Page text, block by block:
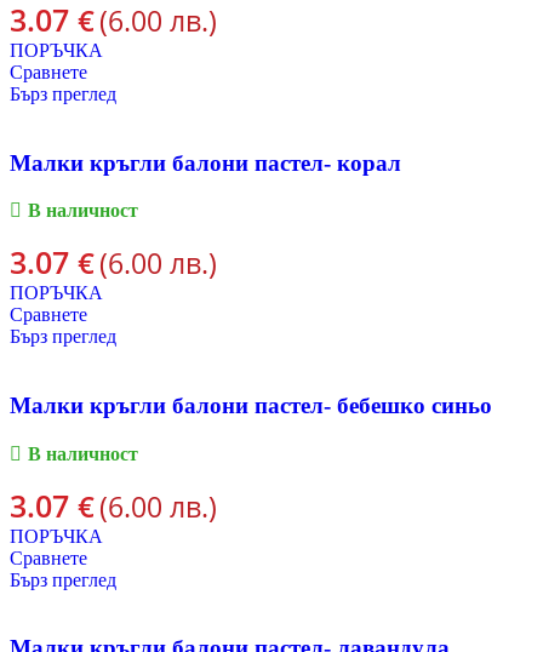
3.07 €(6.00 лв.)
ПОРЪЧКА
Сравнете
Бърз преглед
Малки кръгли балони пастел- корал
В наличност
3.07 €(6.00 лв.)
ПОРЪЧКА
Сравнете
Бърз преглед
Малки кръгли балони пастел- бебешко синьо
В наличност
3.07 €(6.00 лв.)
ПОРЪЧКА
Сравнете
Бърз преглед